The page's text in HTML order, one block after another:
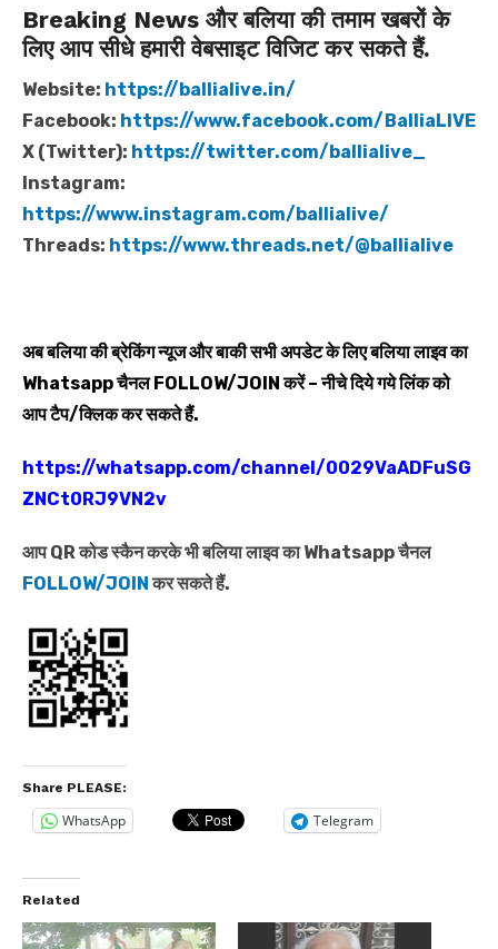
Breaking News और बलिया की तमाम खबरों के
लिए आप सीधे हमारी वेबसाइट विजिट कर सकते हैं.
Website: https://ballialive.in/
Facebook: https://www.facebook.com/BalliaLIVE
X (Twitter): https://twitter.com/ballialive_
Instagram:
https://www.instagram.com/ballialive/
Threads: https://www.threads.net/@ballialive
अब बलिया की ब्रेकिंग न्यूज और बाकी सभी अपडेट के लिए बलिया लाइव का
WhatsappचैनलFOLLOW/JOINकरें – नीचे दिये गये लिंक को
आप टैप/क्लिक कर सकते हैं.
https://whatsapp.com/channel/0029VaADFuSG
ZNCt0RJ9VN2v
आप QR कोड स्कैन करके भी बलिया लाइव का Whatsapp चैनल
FOLLOW/JOINकर सकते हैं.
Share PLEASE:
WhatsApp Telegram
Related